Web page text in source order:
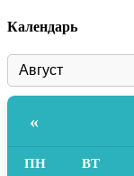
Календарь
«
ПН ВТ